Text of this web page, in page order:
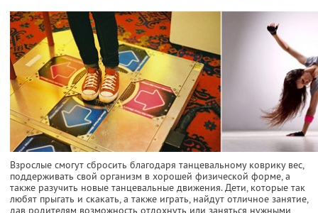
Взрослые смогут сбросить благодаря танцевальному коврику вес,
поддерживать свой организм в хорошей физической форме, а
также разучить новые танцевальные движения. Дети, которые так
любят прыгать и скакать, а также играть, найдут отличное занятие,
дав родителям возможность отдохнуть или заняться нужными